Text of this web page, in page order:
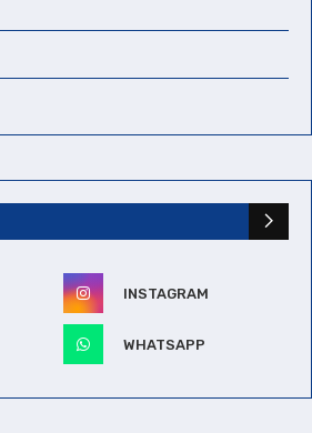
INSTAGRAM
WHATSAPP